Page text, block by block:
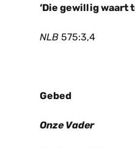
‘Die gewillig waart
NLB 575:3,4
Gebed
Onze Vader